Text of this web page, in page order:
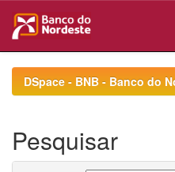
navigationDSpace - BNB - Banco do
Pesquisar